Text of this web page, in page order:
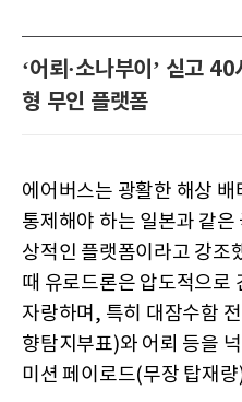
‘어뢰·소나부이’ 싣고
형 무인 플랫폼
에어버스는 광활한 해상
통제해야 하는 일본과 같은
상적인 플랫폼이라고 강조
때 유로드론은 압도적으로
자랑하며, 특히 대잠수함
향탐지부표)와 어뢰 등을
미션 페이로드(무장 탑재